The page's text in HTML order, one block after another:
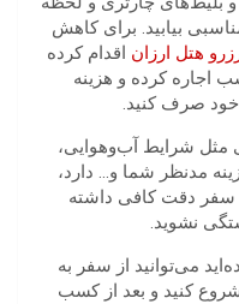
بیابید. برای کاهش
هتل ارزان اقدام کرده
اجاره کرده و هزینه
صرف کنید.
مثل شرایط آب‌وهوایی،
مدنظر شما و… دارد،
سفر دقت کافی داشته
نشوید.
می‌توانید از سفر به
کنید و بعد از کسب